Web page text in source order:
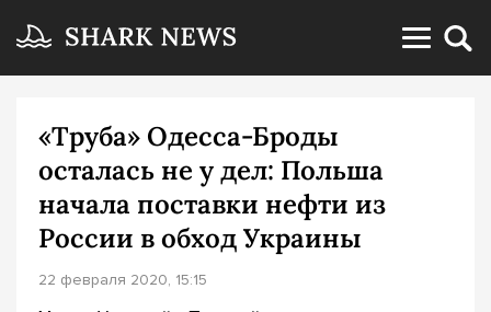
«Труба» Одесса-Броды
осталась не у дел: Польша
начала поставки нефти из
России в обход Украины
22 февраля 2020, 15:15